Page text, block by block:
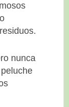
nunca